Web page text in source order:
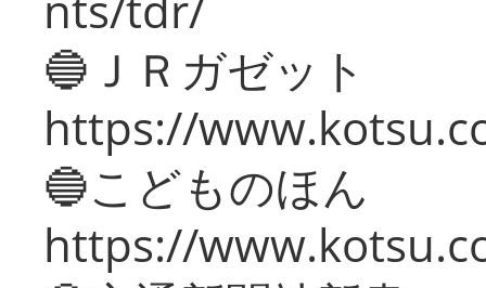
🔵ＪＲガゼット
https://
🔵こどものほん
https://